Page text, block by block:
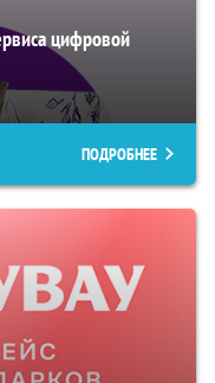
цифровой
ПОДРОБНЕЕ